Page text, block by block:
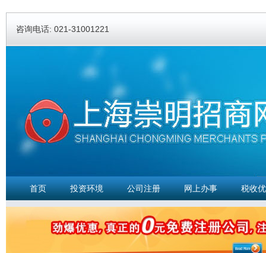
咨询电话: 021-31001221
首页 投资环境 公司注册 网上办事 税收